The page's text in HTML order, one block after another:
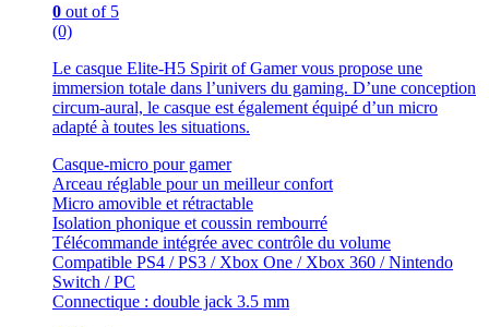
0 out of 5
(0)
Le casque Elite-H5 Spirit of Gamer vous propose une
immersion totale dans l’univers du gaming. D’une conception
circum-aural, le casque est également équipé d’un micro
adapté à toutes les situations.
Casque-micro pour gamer
Arceau réglable pour un meilleur confort
Micro amovible et rétractable
Isolation phonique et coussin rembourré
Télécommande intégrée avec contrôle du volume
Compatible PS4 / PS3 / Xbox One / Xbox 360 / Nintendo
Switch / PC
Connectique : double jack 3.5 mm